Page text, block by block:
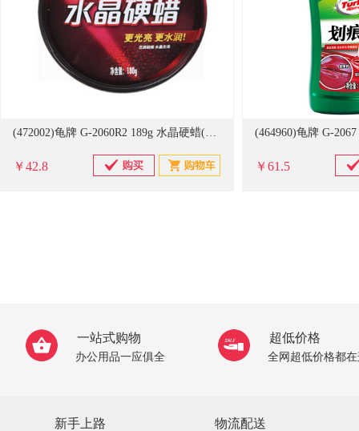
(472002)龟牌 G-2060R2 189g 水晶硬蜡(单位：盒)
￥42.8 ￥61.5
一站式购物
办公用品一应俱全
超低价格
全网超低价格都
新手上路 物流配送